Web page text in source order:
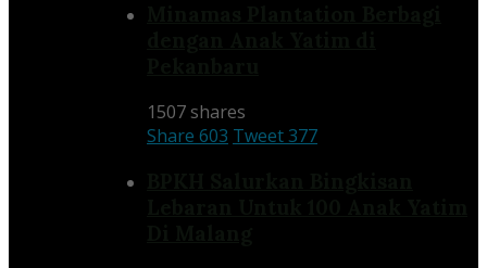
1507 shares
Share 603 Tweet377